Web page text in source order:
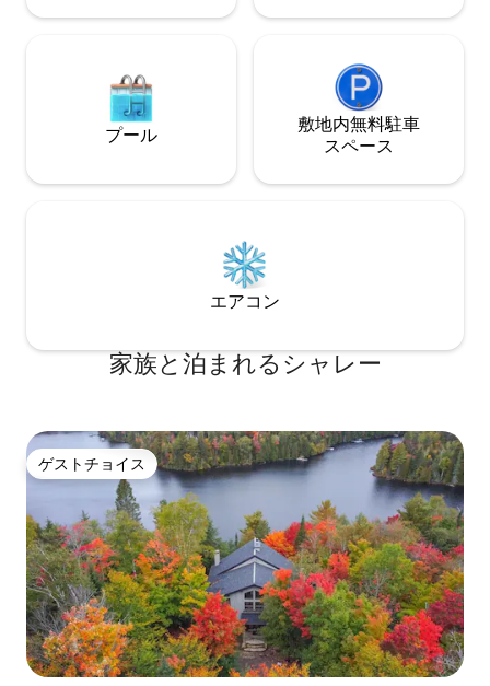
プール
敷地内無料駐⁠車
ス⁠ペ⁠ー⁠ス
エアコン
家族と泊まれるシャレー
ゲストチョイス
ゲストチョイス